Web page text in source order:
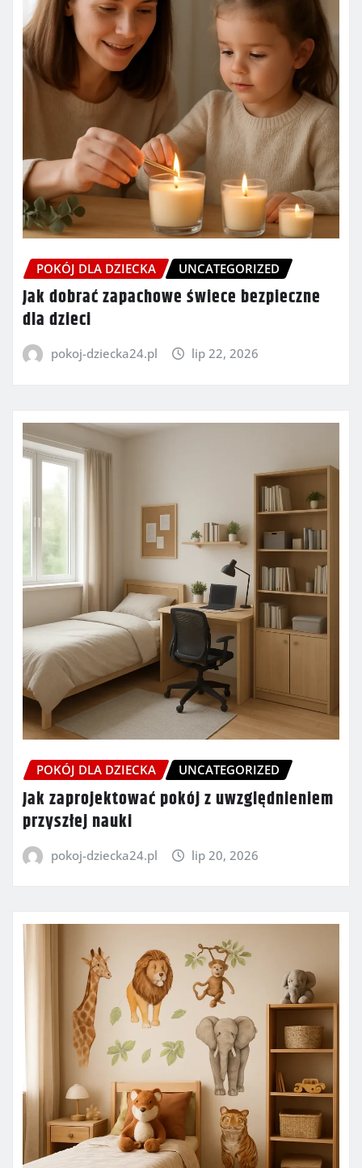
POKÓJ DLA DZIECKA UNCATEGORIZED
Jak dobrać zapachowe świece bezpieczne
dla dzieci
pokoj-dziecka24.pl lip 22, 2026
POKÓJ DLA DZIECKA UNCATEGORIZED
Jak zaprojektować pokój z uwzględnieniem
przyszłej nauki
pokoj-dziecka24.pl lip 20, 2026